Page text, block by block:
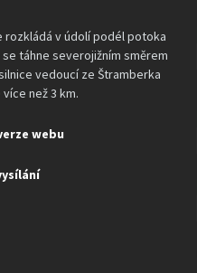
rozkládá v údolí podél potoka
táhne severojižním směrem
vedoucí ze Štramberka
než 3 km.
webu